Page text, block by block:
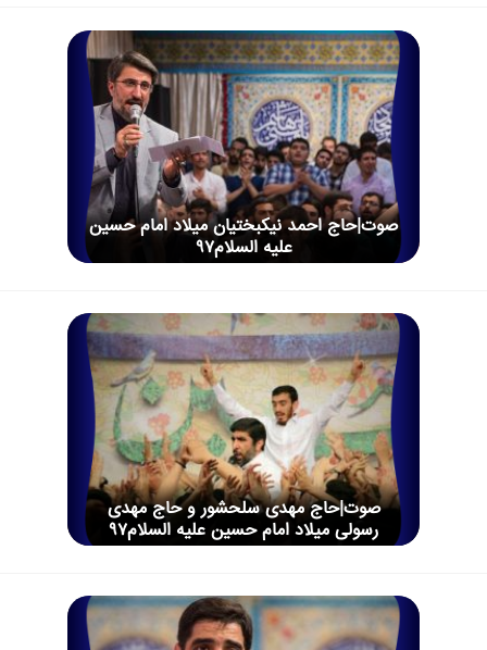
صوت|حاج احمد نیکبختیان میلاد امام حسین
علیه السلام97
صوت|حاج مهدی سلحشور و حاج مهدی
رسولی میلاد امام حسین علیه السلام97